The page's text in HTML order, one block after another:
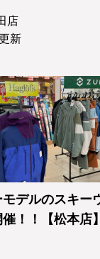
店
新
デルのスキー
！！【松本店】